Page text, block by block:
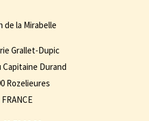
de la Mirabelle
Grallet-Dupic
Capitaine Durand
Rozelieures
FRANCE